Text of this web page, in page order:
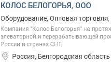
КОЛОС БЕЛОГОРЬЯ, ООО
Оборудование, Оптовая
Компания "Колос Белогорья" на
элеваторной и перерабатывающей
России и странах СНГ.
Россия, Белгородская